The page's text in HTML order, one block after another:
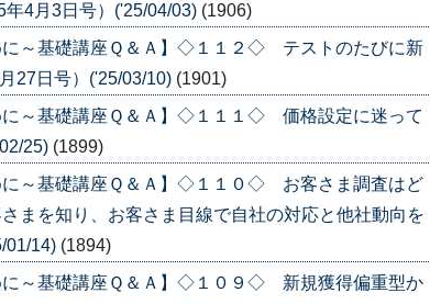
4月3日号）('25/04/03) (1906)
に～基礎講座Ｑ＆Ａ】◇１１２◇ テストのたびに新
27日号）('25/03/10) (1901)
に～基礎講座Ｑ＆Ａ】◇１１１◇ 価格設定に迷って
25) (1899)
に～基礎講座Ｑ＆Ａ】◇１１０◇ お客さま調査はど
まを知り、お客さま目線で自社の対応と他社動向を
01/14) (1894)
に～基礎講座Ｑ＆Ａ】◇１０９◇ 新規獲得偏重型か